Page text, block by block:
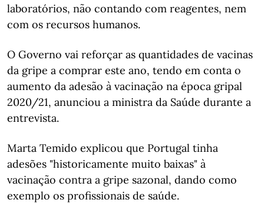
laboratórios, não contando com reagentes, nem
com os recursos humanos.
O Governo vai reforçar as quantidades de vacinas
da gripe a comprar este ano, tendo em conta o
aumento da adesão à vacinação na época gripal
2020/21, anunciou a ministra da Saúde durante a
entrevista.
Marta Temido explicou que Portugal tinha
adesões "historicamente muito baixas" à
vacinação contra a gripe sazonal, dando como
exemplo os profissionais de saúde.